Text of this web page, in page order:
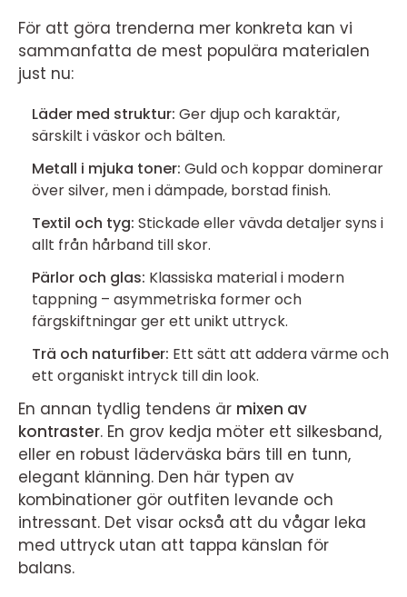
För att göra trenderna mer konkreta kan vi
sammanfatta de mest populära materialen
just nu:
Läder med struktur: Ger djup och karaktär,
särskilt i väskor och bälten.
Metall i mjuka toner: Guld och koppar dominerar
över silver, men i dämpade, borstad finish.
Textil och tyg: Stickade eller vävda detaljer syns i
allt från hårband till skor.
Pärlor och glas: Klassiska material i modern
tappning – asymmetriska former och
färgskiftningar ger ett unikt uttryck.
Trä och naturfiber: Ett sätt att addera värme och
ett organiskt intryck till din look.
En annan tydlig tendens är mixen av
kontraster. En grov kedja möter ett silkesband,
eller en robust läderväska bärs till en tunn,
elegant klänning. Den här typen av
kombinationer gör outfiten levande och
intressant. Det visar också att du vågar leka
med uttryck utan att tappa känslan för
balans.